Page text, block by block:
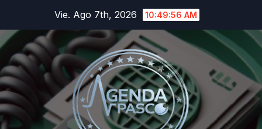
contenido
Vie. Ago 7th, 2026 10:49:57 AM